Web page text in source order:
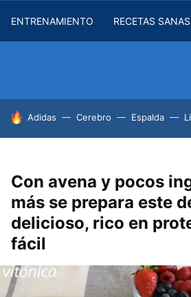
ENTRENAMIENTO RECETAS SANAS
HOY SE HABLA DE
Adidas Cerebro Espalda
Con avena y pocos
más se prepara este
delicioso, rico en
fácil